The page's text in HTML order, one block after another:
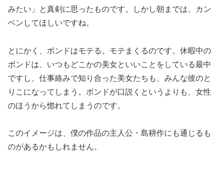
みたい」と真剣に思ったものです。しかし朝までは、カン
ベンしてほしいですね。
とにかく、ボンドはモテる。モテまくるのです。休暇中の
ボンドは、いつもどこかの美女といいことをしている最中
ですし、仕事絡みで知り合った美女たちも、みんな彼のと
りこになってしまう。ボンドが口説くというよりも、女性
のほうから惚れてしまうのです。
このイメージは、僕の作品の主人公・島耕作にも通じるも
のがあるかもしれません。